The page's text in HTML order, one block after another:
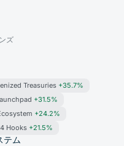
ズ
Treasuries +35.7%
+31.5%
+24.2%
Hooks +21.5%
テム